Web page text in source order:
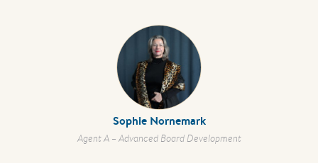
Sophie Nornemark
Agent A – Advanced Board Development